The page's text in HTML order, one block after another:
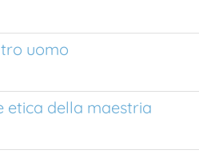
uomo
etica della maestria